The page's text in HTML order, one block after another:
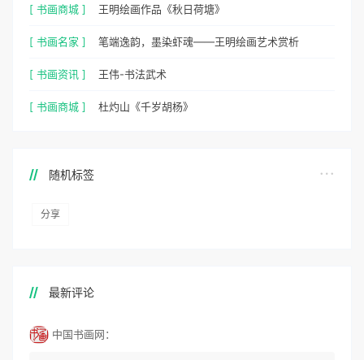
[ 书画商城 ] 王明绘画作品《秋日荷塘》
[ 书画名家 ] 笔端逸韵，墨染虾魂——王明绘画艺术赏析
[ 书画资讯 ] 王伟-书法武术
[ 书画商城 ] 杜灼山《千岁胡杨》
随机标签
分享
最新评论
中国书画网：